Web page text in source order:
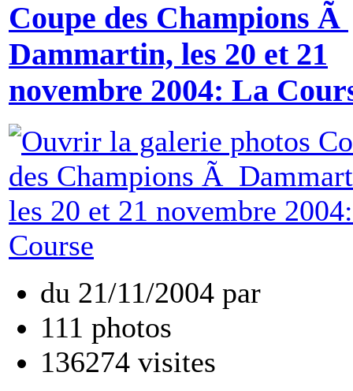
Coupe des Champions Ã
Dammartin, les 20 et 21
novembre 2004: La
du 21/11/2004 par
111 photos
136274 visites